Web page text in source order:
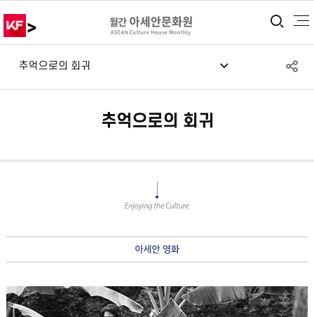
> 통
추억으로의 회귀
추억으로의 회귀